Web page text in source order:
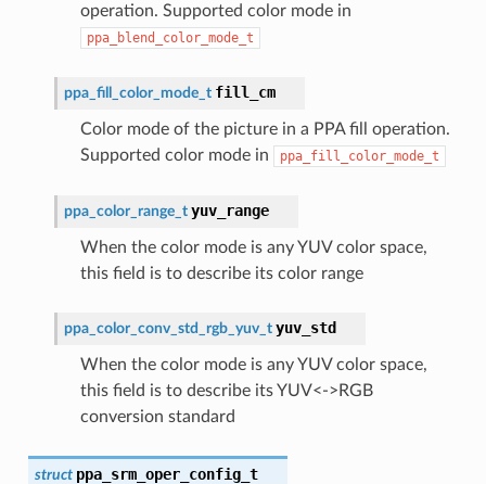
operation. Supported color mode in
ppa_blend_color_mode_t
ppa_fill_color_mode_t fill_cm
Color mode of the picture in a PPA fill operation.
Supported color mode in
ppa_fill_color_mode_t
ppa_color_range_t yuv_range
When the color mode is any YUV color space,
this field is to describe its color range
ppa_color_conv_std_rgb_yuv_t yuv_std
When the color mode is any YUV color space,
this field is to describe its YUV<->RGB
conversion standard
struct ppa_srm_oper_config_t